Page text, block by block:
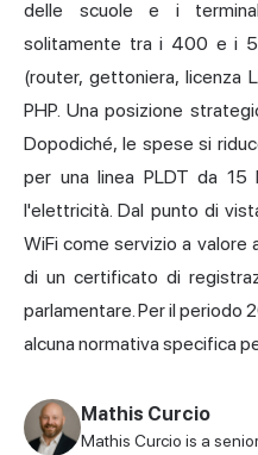
delle scuole e i
solitamente tra i 400 e i
(router, gettoniera,
PHP. Una posizione
Dopodiché, le spese si
per una linea PLDT da
l'elettricità. Dal punto di
WiFi come servizio a valore
di un certificato di
parlamentare. Per il
alcuna normativa specifica
Mathis Curcio
Mathis Curcio is a